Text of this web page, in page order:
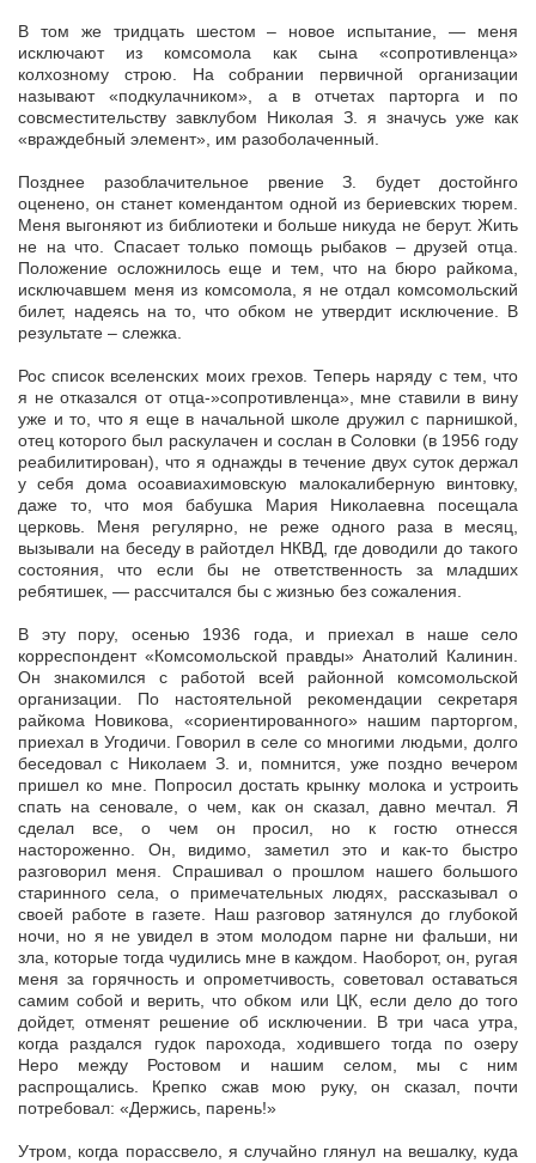
В том же тридцать шестом – новое испытание, — меня
исключают из комсомола как сына «сопротивленца»
колхозному строю. На собрании первичной организации
называют «подкулачником», а в отчетах парторга и по
совсместительству завклубом Николая З. я значусь уже как
«враждебный элемент», им разоболаченный.
Позднее разоблачительное рвение З. будет достойнго
оценено, он станет комендантом одной из бериевских тюрем.
Меня выгоняют из библиотеки и больше никуда не берут. Жить
не на что. Спасает только помощь рыбаков – друзей отца.
Положение осложнилось еще и тем, что на бюро райкома,
исключавшем меня из комсомола, я не отдал комсомольский
билет, надеясь на то, что обком не утвердит исключение. В
результате – слежка.
Рос список вселенских моих грехов. Теперь наряду с тем, что
я не отказался от отца-»сопротивленца», мне ставили в вину
уже и то, что я еще в начальной школе дружил с парнишкой,
отец которого был раскулачен и сослан в Соловки (в 1956 году
реабилитирован), что я однажды в течение двух суток держал
у себя дома осоавиахимовскую малокалиберную винтовку,
даже то, что моя бабушка Мария Николаевна посещала
церковь. Меня регулярно, не реже одного раза в месяц,
вызывали на беседу в райотдел НКВД, где доводили до такого
состояния, что если бы не ответственность за младших
ребятишек, — рассчитался бы с жизнью без сожаления.
В эту пору, осенью 1936 года, и приехал в наше село
корреспондент «Комсомольской правды» Анатолий Калинин.
Он знакомился с работой всей районной комсомольской
организации. По настоятельной рекомендации секретаря
райкома Новикова, «сориентированного» нашим парторгом,
приехал в Угодичи. Говорил в селе со многими людьми, долго
беседовал с Николаем З. и, помнится, уже поздно вечером
пришел ко мне. Попросил достать крынку молока и устроить
спать на сеновале, о чем, как он сказал, давно мечтал. Я
сделал все, о чем он просил, но к гостю отнесся
настороженно. Он, видимо, заметил это и как-то быстро
разговорил меня. Спрашивал о прошлом нашего большого
старинного села, о примечательных людях, рассказывал о
своей работе в газете. Наш разговор затянулся до глубокой
ночи, но я не увидел в этом молодом парне ни фальши, ни
зла, которые тогда чудились мне в каждом. Наоборот, он, ругая
меня за горячность и опрометчивость, советовал оставаться
самим собой и верить, что обком или ЦК, если дело до того
дойдет, отменят решение об исключении. В три часа утра,
когда раздался гудок парохода, ходившего тогда по озеру
Неро между Ростовом и нашим селом, мы с ним
распрощались. Крепко сжав мою руку, он сказал, почти
потребовал: «Держись, парень!»
Утром, когда порассвело, я случайно глянул на вешалку, куда